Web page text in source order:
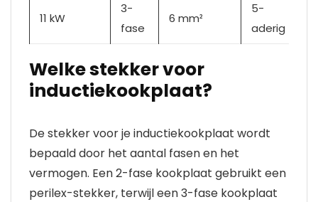
11 kW
3-
fase
6 mm²
5-
aderig
Welke stekker voor
inductiekookplaat?
De stekker voor je inductiekookplaat wordt
bepaald door het aantal fasen en het
vermogen. Een 2-fase kookplaat gebruikt een
perilex-stekker, terwijl een 3-fase kookplaat